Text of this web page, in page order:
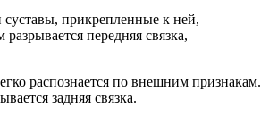
прикрепленные к ней,
передняя связка,
распознается по внешним признакам.
задняя связка.